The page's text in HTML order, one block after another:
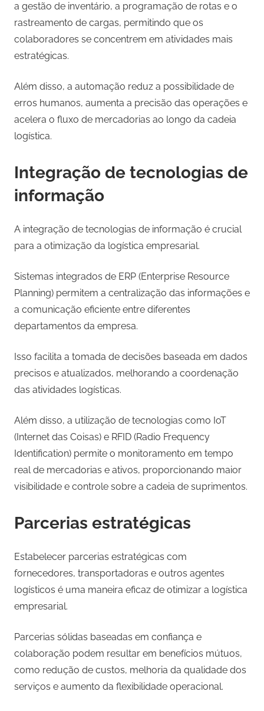
a gestão de inventário, a programação de rotas e o
rastreamento de cargas, permitindo que os
colaboradores se concentrem em atividades mais
estratégicas.
Além disso, a automação reduz a possibilidade de
erros humanos, aumenta a precisão das operações e
acelera o fluxo de mercadorias ao longo da cadeia
logística.
Integração de tecnologias de
informação
A integração de tecnologias de informação é crucial
para a otimização da logística empresarial.
Sistemas integrados de ERP (Enterprise Resource
Planning) permitem a centralização das informações e
a comunicação eficiente entre diferentes
departamentos da empresa.
Isso facilita a tomada de decisões baseada em dados
precisos e atualizados, melhorando a coordenação
das atividades logísticas.
Além disso, a utilização de tecnologias como IoT
(Internet das Coisas) e RFID (Radio Frequency
Identification) permite o monitoramento em tempo
real de mercadorias e ativos, proporcionando maior
visibilidade e controle sobre a cadeia de suprimentos.
Parcerias estratégicas
Estabelecer parcerias estratégicas com
fornecedores, transportadoras e outros agentes
logísticos é uma maneira eficaz de otimizar a logística
empresarial.
Parcerias sólidas baseadas em confiança e
colaboração podem resultar em benefícios mútuos,
como redução de custos, melhoria da qualidade dos
serviços e aumento da flexibilidade operacional.